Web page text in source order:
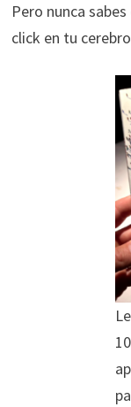
Pero nunca
click en tu